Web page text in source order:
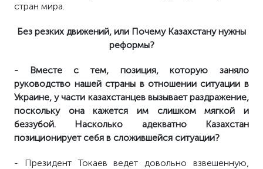
стран мира.
Без резких движений, или Почему Казахстану нужны
реформы?
- Вместе с тем, позиция, которую заняло
руководство нашей страны в отношении ситуации в
Украине, у части казахстанцев вызывает раздражение,
поскольку она кажется им слишком мягкой и
беззубой. Насколько адекватно Казахстан
позиционирует себя в сложившейся ситуации?
- Президент Токаев ведет довольно взвешенную,